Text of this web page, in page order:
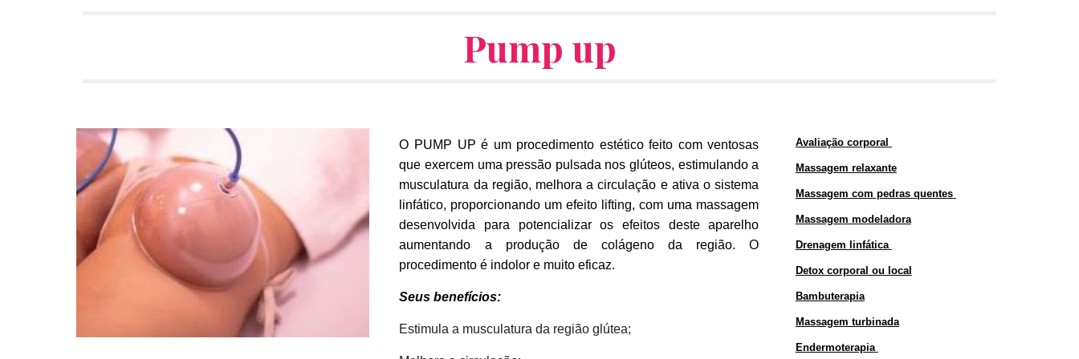
Pump up
O PUMP UP é um procedimento estético feito com ventosas
que exercem uma pressão pulsada nos glúteos, estimulando a
musculatura da região, melhora a circulação e ativa o sistema
linfático, proporcionando um efeito lifting, com uma massagem
desenvolvida para potencializar os efeitos deste aparelho
aumentando a produção de colágeno da região.
O
procedimento é indolor e muito eficaz.
Seus benefícios:
Estimula a musculatura da região glútea;
Avaliação corporal
Massagem relaxante
Massagem com pedras quentes
Massagem modeladora
Drenagem linfática
Detox corporal ou local
Bambuterapia
Massagem turbinada
Endermoterapia